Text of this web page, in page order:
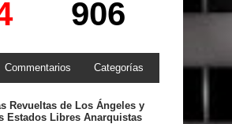
906
Commentarios Categorías
Revueltas de Los Ángeles y
Estados Libres Anarquistas